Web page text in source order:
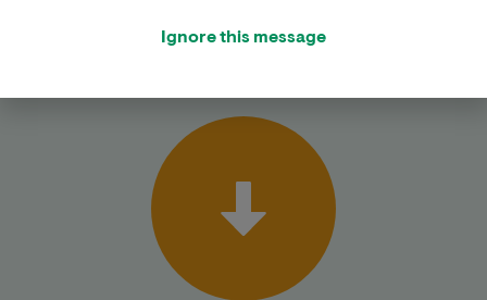
Bereken
Ignore this message